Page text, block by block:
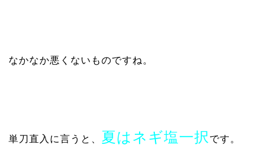
なかなか悪くないものですね。
単刀直入に言うと、 夏はネギ塩一択 です。